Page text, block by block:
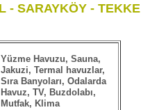
- SARAYKÖY -
Yüzme Havuzu, Sauna,
Jakuzi, Termal havuzlar,
Sıra Banyoları, Odalarda
Havuz, TV, Buzdolabı,
Mutfak, Klima